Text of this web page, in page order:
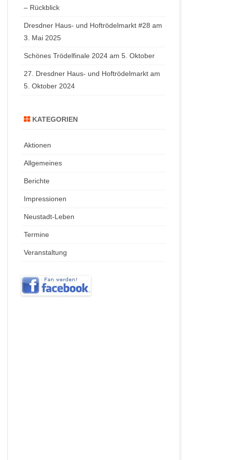
– Rückblick
Dresdner Haus- und Hoftrödelmarkt #28 am
3. Mai 2025
Schönes Trödelfinale 2024 am 5. Oktober
27. Dresdner Haus- und Hoftrödelmarkt am
5. Oktober 2024
KATEGORIEN
Aktionen
Allgemeines
Berichte
Impressionen
Neustadt-Leben
Termine
Veranstaltung